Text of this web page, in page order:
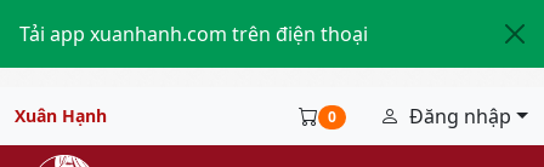
Tải app xuanhanh.com trên điện thoại
Xuân Hạnh 0 Đăng nhập